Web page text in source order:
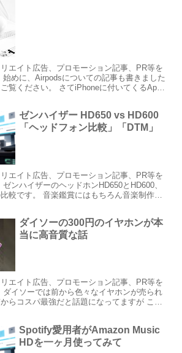
エイト広告、プロモーション記事、PR等を
めに、Airpodsについての記事も書きました
覧ください。 さてiPhoneに付いてくるApple
ゼンハイザー HD650 vs HD600
「ヘッドフォン比較」「DTM」
エイト広告、プロモーション記事、PR等を
ンハイザーのヘッドホンHD650とHD600、
較です。 音楽鑑賞にはもちろん音楽制作に
ダイソーの300円のイヤホンが本
当に高音質な話
エイト広告、プロモーション記事、PR等を
イソーでは前から色々なイヤホンが売られ
らコスパ最強だと話題になってますが これ
Spotify愛用者がAmazon Music
HDを一ヶ月使ってみて